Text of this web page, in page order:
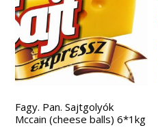
Fagy. Pan. Sajtgolyók
Mccain (cheese balls) 6*1kg